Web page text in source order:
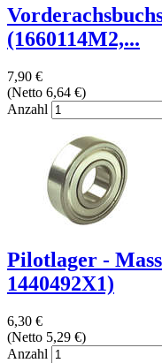
(1660114M2,...
7,90 €
(Netto 6,64 €)
Anzahl
Pilotlager -
1440492X1)
6,30 €
(Netto 5,29 €)
Anzahl